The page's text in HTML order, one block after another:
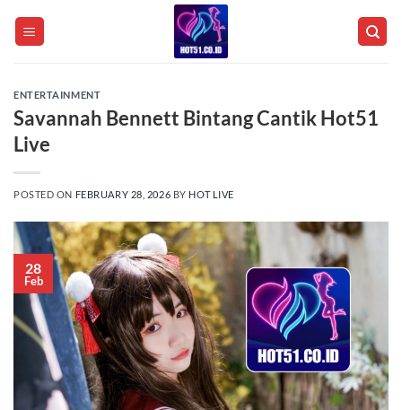
ENTERTAINMENT
Savannah Bennett Bintang Cantik Hot51
Live
POSTED ON FEBRUARY 28, 2026 BY HOT LIVE
28
Feb